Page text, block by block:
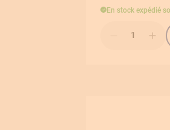
En stock expédié